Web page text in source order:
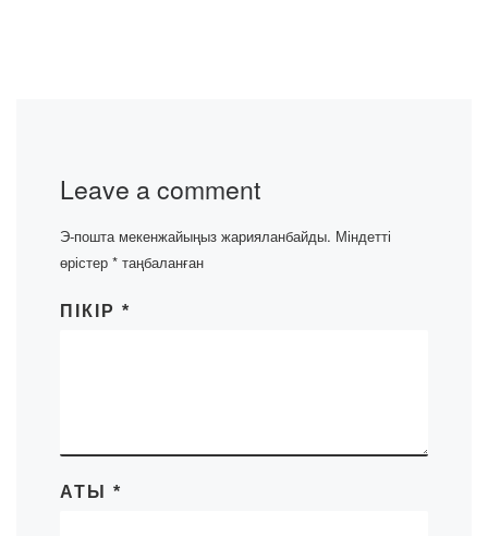
Leave a comment
Э-пошта мекенжайыңыз жарияланбайды. Міндетті
өрістер * таңбаланған
ПІКІР *
АТЫ *